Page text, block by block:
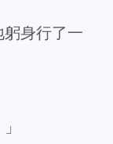
身行了一